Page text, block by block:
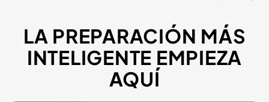
LA PREPARACIÓN MÁS
INTELIGENTE EMPIEZA
AQUÍ